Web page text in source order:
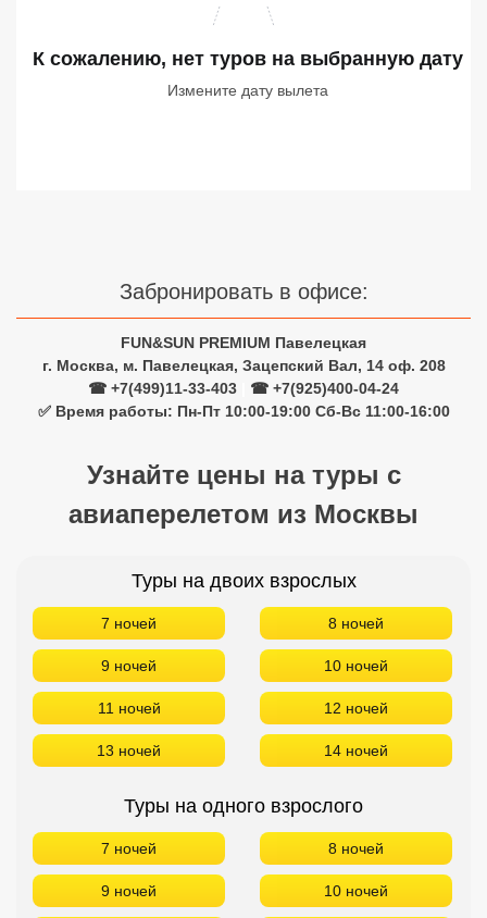
К сожалению, нет туров на выбранную дату
Измените дату вылета
Забронировать в офисе:
FUN&SUN PREMIUM Павелецкая
г. Москва, м. Павелецкая, Зацепский Вал, 14 оф. 208
☎ +7(499)11-33-403
☎ +7(925)400-04-24
✅ Время работы: Пн-Пт 10:00-19:00 Сб-Вс 11:00-16:00
Узнайте цены на туры с
авиаперелетом из Москвы
Туры на двоих взрослых
7 ночей 8 ночей
9 ночей 10 ночей
11 ночей 12 ночей
13 ночей 14 ночей
Туры на одного взрослого
7 ночей 8 ночей
9 ночей 10 ночей
Сетевые отели Египта
Сетевые отели Вьетнама
Сетевые отели Мальдив
Сетевые отели Бали
Сетевые отели Маврикия